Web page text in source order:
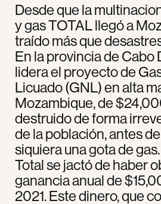
Desde que la
y gas TOTAL llegó a
traído más que
En la provincia de Cabo
lidera el proyecto de
Licuado (GNL) en alta
Mozambique, de
destruido de forma
de la población, antes
siquiera una gota de
Total se jactó de haber
ganancia anual de
2021. Este dinero, que